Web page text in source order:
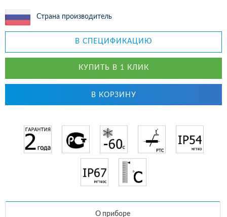
Страна производитель
В СПЕЦИФИКАЦИЮ
КУПИТЬ В 1 КЛИК
В КОРЗИНУ